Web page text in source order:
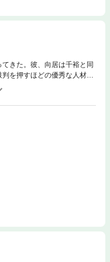
きた。彼、向居は千裕と同
を押すほどの優秀な人材だ
ともに勝負するのを避けて
気付いてしまう。向居は自
にだけ甘くなる。それを心
大人の恋。